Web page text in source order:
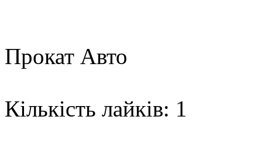
Прокат Авто
Кількість лайків: 1